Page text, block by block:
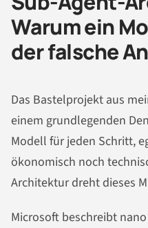
Warum ein
der falsche
Das Bastelprojekt aus
einem grundlegenden
Modell für jeden Schritt,
ökonomisch noch
Architektur dreht dieses
Microsoft beschreibt